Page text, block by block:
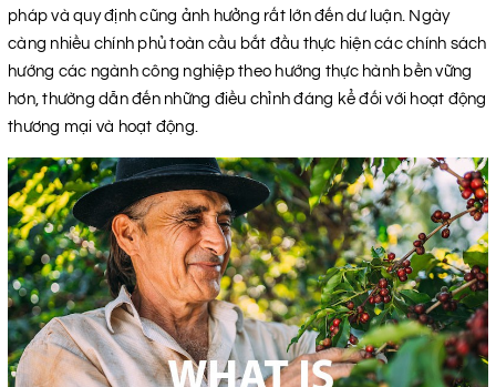
pháp và quy định cũng ảnh hưởng rất lớn đến dư luận. Ngày
càng nhiều chính phủ toàn cầu bắt đầu thực hiện các chính sách
hướng các ngành công nghiệp theo hướng thực hành bền vững
hơn, thường dẫn đến những điều chỉnh đáng kể đối với hoạt động
thương mại và hoạt động.